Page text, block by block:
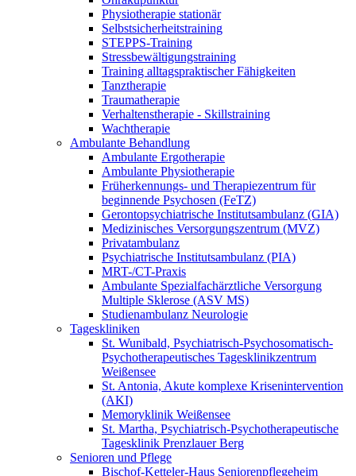
Physiotherapie stationär
Selbstsicherheitstraining
STEPPS-Training
Stressbewältigungstraining
Training alltagspraktischer Fähigkeiten
Tanztherapie
Traumatherapie
Verhaltenstherapie - Skillstraining
Wachtherapie
Ambulante Behandlung
Ambulante Ergotherapie
Ambulante Physiotherapie
Früherkennungs- und Therapiezentrum für
beginnende Psychosen (FeTZ)
Gerontopsychiatrische Institutsambulanz (GIA)
Medizinisches Versorgungszentrum (MVZ)
Privatambulanz
Psychiatrische Institutsambulanz (PIA)
MRT-/CT-Praxis
Ambulante Spezialfachärztliche Versorgung
Multiple Sklerose (ASV MS)
Studienambulanz Neurologie
Tageskliniken
St. Wunibald, Psychiatrisch-Psychosomatisch-
Psychotherapeutisches Tagesklinikzentrum
Weißensee
St. Antonia, Akute komplexe Krisenintervention
(AKI)
Memoryklinik Weißensee
St. Martha, Psychiatrisch-Psychotherapeutische
Tagesklinik Prenzlauer Berg
Senioren und Pflege
Bischof-Ketteler-Haus Seniorenpflegeheim